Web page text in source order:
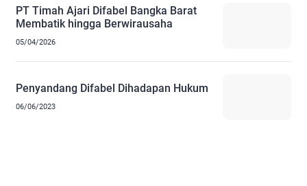
PT Timah Ajari Difabel Bangka Barat
Membatik hingga Berwirausaha
05/04/2026
Penyandang Difabel Dihadapan Hukum
06/06/2023